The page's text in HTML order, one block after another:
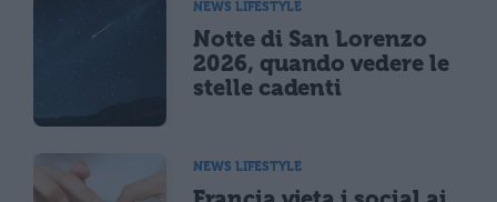
NEWS LIFESTYLE
Notte di San Lorenzo
2026, quando vedere le
stelle cadenti
NEWS LIFESTYLE